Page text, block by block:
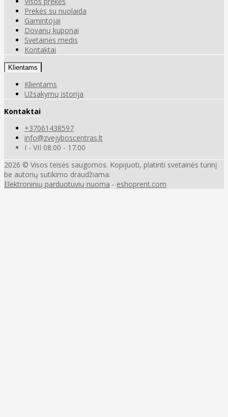
Prekės su nuolaida
Gamintojai
Dovanų kuponai
Svetainės medis
Kontaktai
Klientams
Klientams
Užsakymų istorija
Kontaktai
+37061438597
info@zvejyboscentras.lt
I - VII 08.00 - 17.00
2026 © Visos teisės saugomos. Kopijuoti, platinti svetainės turinį
be autorių sutikimo draudžiama.
Elektroninių parduotuvių nuoma - eshoprent.com